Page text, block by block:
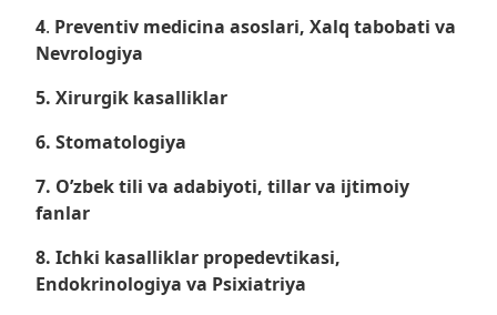
4. Preventiv medicina asoslari, Xalq tabobati va
Nevrologiya
5. Xirurgik kasalliklar
6. Stomatologiya
7. O’zbek tili va adabiyoti, tillar va ijtimoiy
fanlar
8. Ichki kasalliklar propedevtikasi,
Endokrinologiya va Psixiatriya